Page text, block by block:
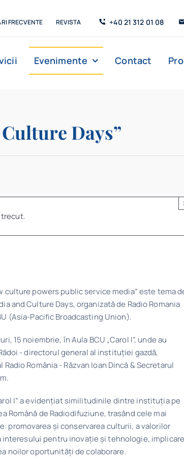
FRECVENTE REVISTA +40 21 312 01 08
Evenimente Contact
Days”
culture powers public service media” este tema
and Culture Days, organizată de Radio Romania
(Asia-Pacific Broadcasting Union).
15 noiembrie, în Aula BCU „Carol I”, unde au
- directorul general al instituției gazdă,
Radio România- Răzvan Ioan Dincă & Secretarul
I” a evidențiat similitudinile dintre instituția pe
Română de Radiodifuziune, trasând cele mai
promovarea și conservarea culturii, a valorilor
pentru inovație și tehnologie,
noilor oportunități de colaborare.